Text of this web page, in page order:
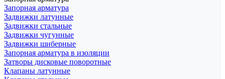
Запорная арматура
Задвижки латунные
Задвижки стальные
Задвижки чугунные
Задвижки шиберные
Запорная арматура в изоляции
Затворы дисковые поворотные
Клапаны латунные